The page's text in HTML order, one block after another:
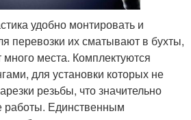
удобно монтировать и
перевозки их сматывают в бухты,
места. Комплектуются
для установки которых не
резьбы, что значительно
Единственным